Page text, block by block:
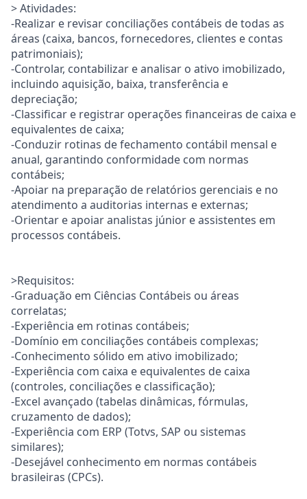
> Atividades:
-Realizar e revisar conciliações contábeis de todas as
áreas (caixa, bancos, fornecedores, clientes e contas
patrimoniais);
-Controlar, contabilizar e analisar o ativo imobilizado,
incluindo aquisição, baixa, transferência e
depreciação;
-Classificar e registrar operações financeiras de caixa e
equivalentes de caixa;
-Conduzir rotinas de fechamento contábil mensal e
anual, garantindo conformidade com normas
contábeis;
-Apoiar na preparação de relatórios gerenciais e no
atendimento a auditorias internas e externas;
-Orientar e apoiar analistas júnior e assistentes em
processos contábeis.
>Requisitos:
-Graduação em Ciências Contábeis ou áreas
correlatas;
-Experiência em rotinas contábeis;
-Domínio em conciliações contábeis complexas;
-Conhecimento sólido em ativo imobilizado;
-Experiência com caixa e equivalentes de caixa
(controles, conciliações e classificação);
-Excel avançado (tabelas dinâmicas, fórmulas,
cruzamento de dados);
-Experiência com ERP (Totvs, SAP ou sistemas
similares);
-Desejável conhecimento em normas contábeis
brasileiras (CPCs).